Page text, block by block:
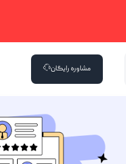
مشاوره رایگان